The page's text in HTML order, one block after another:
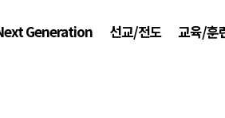
Generation 선교/전도 교육/훈